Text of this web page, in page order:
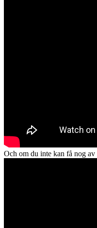
Och om du inte kan få nog